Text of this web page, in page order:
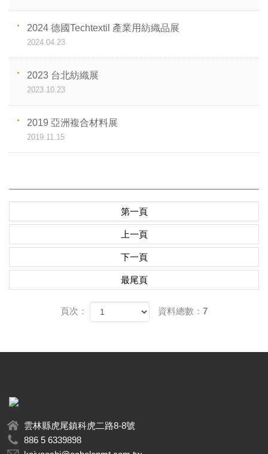
2024 德國Techtextil 產業用紡織品展
2024.04.23
2023 台北紡織展
2023.10.23
2019 亞洲複合材料展
2019.11.15
第一頁
上一頁
下一頁
最尾頁
頁次： 資料總數：7
雲林縣虎尾鎮科虎二路8-8號
886 5 6339898